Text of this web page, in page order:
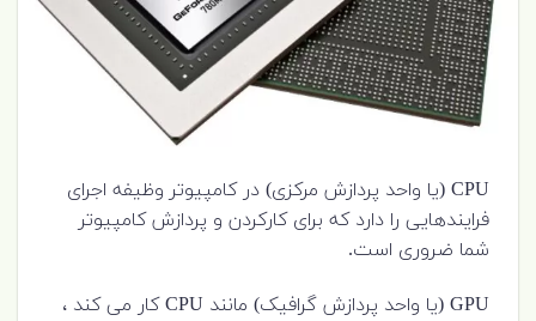
CPU (یا واحد پردازش مرکزی) در کامپیوتر وظیفه اجرای
فرایندهایی را دارد که برای کارکردن و پردازش کامپیوتر
شما ضروری است.
GPU (یا واحد پردازش گرافیک) مانند CPU کار می کند ،